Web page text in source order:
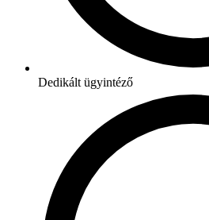
Dedikált ügyintéző